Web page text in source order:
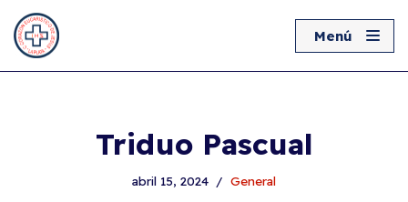
Ir
al
‎ Menú‎ ‎ ‎
Triduo Pascual
abril 15, 2024 General